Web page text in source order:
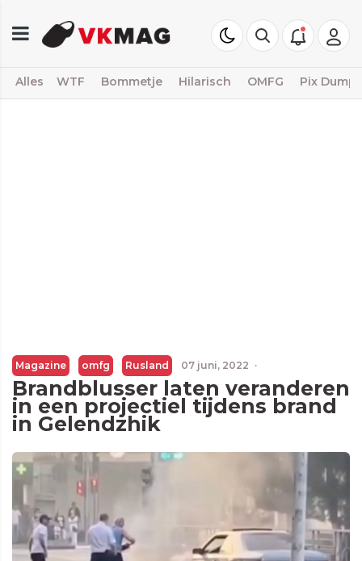
Alles WTF Bommetje Hilarisch OMFG Pix Dump
Magazine omfg Rusland 07 juni, 2022 ·
Brandblusser laten veranderen
in een projectiel tijdens brand
in Gelendzhik